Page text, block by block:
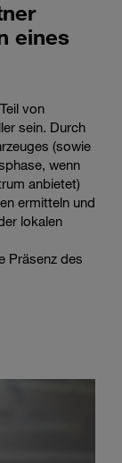
eines
von
sein. Durch
(sowie
wenn
anbietet)
ermitteln und
lokalen
Präsenz des